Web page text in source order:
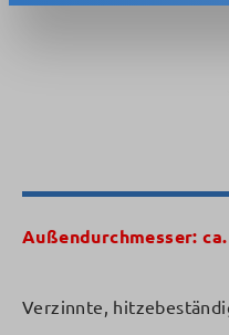
Außendurchmesser: ca.
Verzinnte,